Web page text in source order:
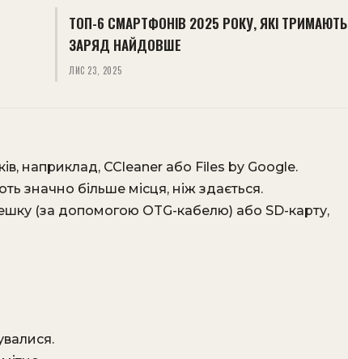
ТОП-6 СМАРТФОНІВ 2025 РОКУ, ЯКІ ТРИМАЮТЬ
ЗАРЯД НАЙДОВШЕ
ЛИС 23, 2025
наприклад, CCleaner або Files by Google.
значно більше місця, ніж здається.
(за допомогою OTG-кабелю) або SD-карту,